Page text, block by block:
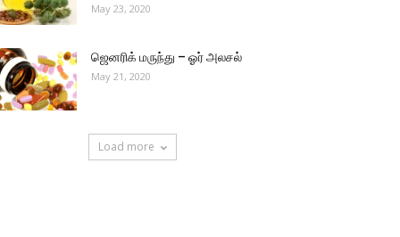
May 23, 2020
ஜெனரிக் மருந்து – ஓர் அலசல்
May 21, 2020
Load more